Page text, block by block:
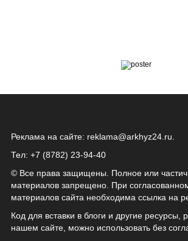
Реклама на сайте: reklama@arkhyz24.ru
Тел: +7 (8782) 23‑94‑40
© Все права защищены. Полное или
материалов запрещено. При
материалов сайта необходима ссылка на
Код для вставки в блоги и другие
нашем сайте, можно использовать без